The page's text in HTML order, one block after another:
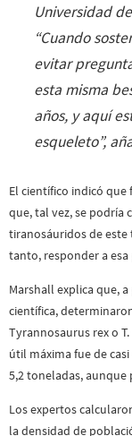
Universidad
“Cuando
evitar
esta misma
años, y aquí
esqueleto”,
El científico indicó que
que, tal vez, se podría
tiranosáuridos de este
tanto, responder a
Marshall explica que,
científica,
Tyrannosaurus rex o
útil máxima fue de
5,2 toneladas, aunque
Los expertos
la densidad de